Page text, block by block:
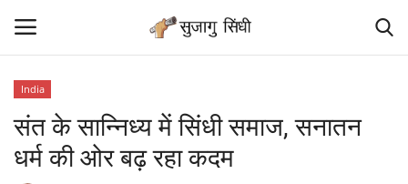
Home
India
संत के सान्निध्य में सिंधी समाज, सनातन
धर्म की ओर बढ़ रहा कदम